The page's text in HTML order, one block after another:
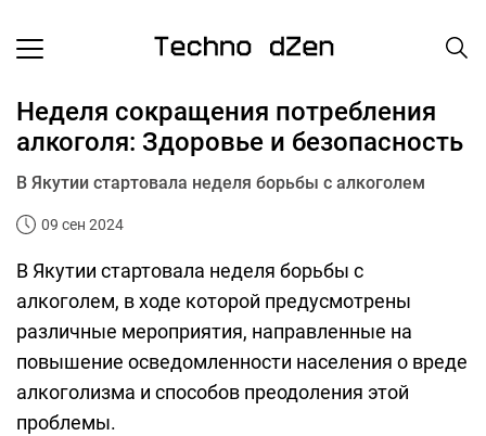
Неделя сокращения потребления
алкоголя: Здоровье и безопасность
В Якутии стартовала неделя борьбы с алкоголем
09 сен 2024
В Якутии стартовала неделя борьбы с
алкоголем, в ходе которой предусмотрены
различные мероприятия, направленные на
повышение осведомленности населения о вреде
алкоголизма и способов преодоления этой
проблемы.